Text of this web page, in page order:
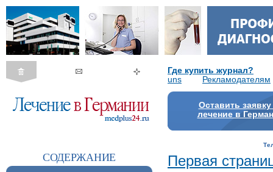
Где купить журнал?
uns
Рекламодателям
Оставить заявку
лечение в
СОДЕРЖАНИЕ Первая